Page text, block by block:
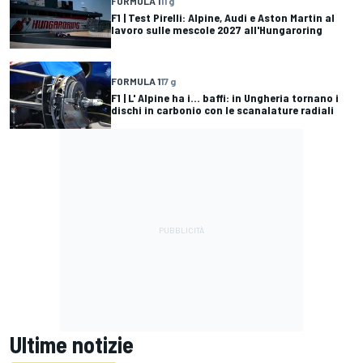
F1 | Test Pirelli: Alpine, Audi e Aston Martin al
lavoro sulle mescole 2027 all'Hungaroring
FORMULA 117 g
F1 | L' Alpine ha i... baffi: in Ungheria tornano i
dischi in carbonio con le scanalature radiali
Ultime notizie